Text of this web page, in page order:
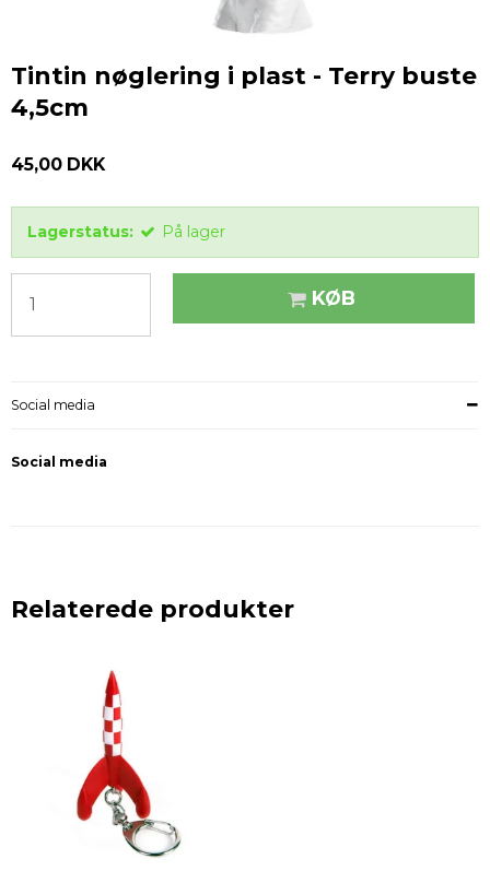
Tintin nøglering i plast - Terry buste
4,5cm
45,00 DKK
Lagerstatus: På lager
KØB
Social media
Social media
Relaterede produkter